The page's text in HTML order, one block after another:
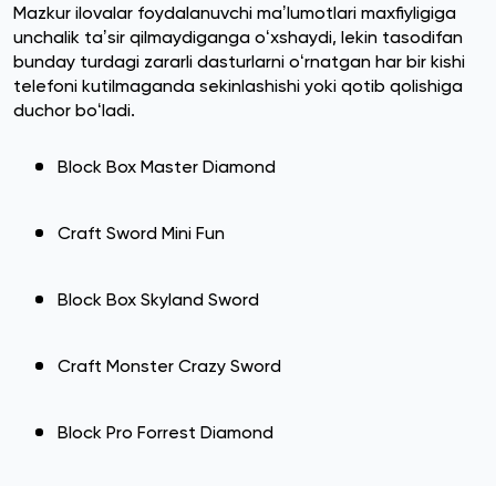
Mazkur ilovalar foydalanuvchi maʼlumotlari maxfiyligiga
unchalik taʼsir qilmaydiganga oʻxshaydi, lekin tasodifan
bunday turdagi zararli dasturlarni oʻrnatgan har bir kishi
telefoni kutilmaganda sekinlashishi yoki qotib qolishiga
duchor boʻladi.
Block Box Master Diamond
Craft Sword Mini Fun
Block Box Skyland Sword
Craft Monster Crazy Sword
Block Pro Forrest Diamond